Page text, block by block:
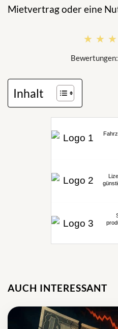
Mietvertrag oder eine
Inhalt
AUCH INTERESSANT